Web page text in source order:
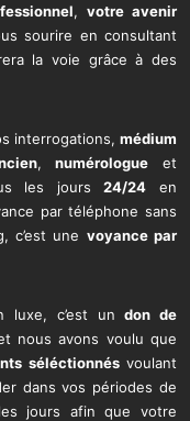
,votre avenir
sourire en consultant
la voie grâce à des
interrogations, médium
,numérologue et
les jours24/24 en
par téléphone sans
c’est une voyance par
luxe, c’est undon de
nous avons voulu que
séléctionnés voulant
dans vos périodes de
jours afin que votre